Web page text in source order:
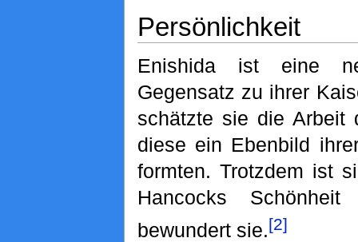
Persönlichkeit
Enishida ist eine
Gegensatz zu ihrer
schätzte sie die Arbeit
diese ein Ebenbild
formten. Trotzdem ist
Hancocks
bewundert sie.[2]